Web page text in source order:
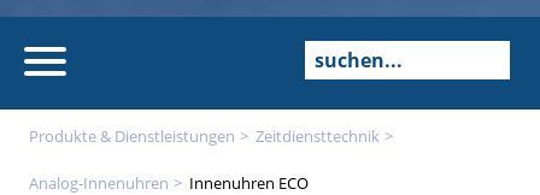
Produkte & Dienstleistungen Zeitdienst­technik
Analog-Innenuhren Innenuhren ECO